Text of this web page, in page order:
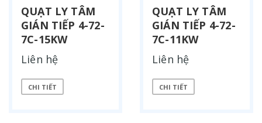
QUẠT LY TÂM
GIÁN TIẾP 4-72-
7C-15KW
Liên hệ
CHI TIẾT
QUẠT LY TÂM
GIÁN TIẾP 4-72-
7C-11KW
Liên hệ
CHI TIẾT